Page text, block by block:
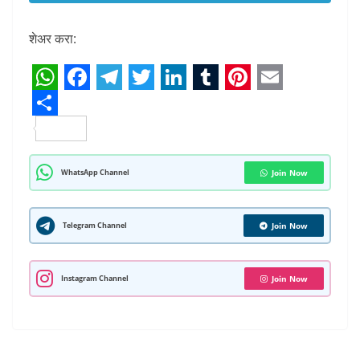
शेअर करा:
W
h
a
t
s
A
p
p
a
c
e
b
o
o
k
l
e
g
r
a
m
i
t
r
n
e
I
m
l
n
e
e
t
a
i
l
S
h
a
r
e
WhatsApp Channel Join Now
Telegram Channel Join Now
Instagram Channel Join Now